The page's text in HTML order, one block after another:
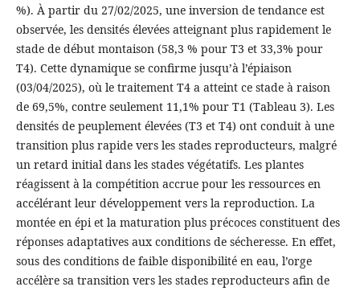
%). À partir du 27/02/2025, une inversion de tendance est
observée, les densités élevées atteignant plus rapidement le
stade de début montaison (58,3 % pour T3 et 33,3% pour
T4). Cette dynamique se confirme jusqu’à l’épiaison
(03/04/2025), où le traitement T4 a atteint ce stade à raison
de 69,5%, contre seulement 11,1% pour T1 (Tableau 3). Les
densités de peuplement élevées (T3 et T4) ont conduit à une
transition plus rapide vers les stades reproducteurs, malgré
un retard initial dans les stades végétatifs. Les plantes
réagissent à la compétition accrue pour les ressources en
accélérant leur développement vers la reproduction. La
montée en épi et la maturation plus précoces constituent des
réponses adaptatives aux conditions de sécheresse. En effet,
sous des conditions de faible disponibilité en eau, l’orge
accélère sa transition vers les stades reproducteurs afin de